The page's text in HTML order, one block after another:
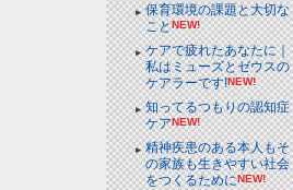
保育環境の課題と大切な
ことNEW!
ケアで疲れたあなたに｜
私はミューズとゼウスの
ケアラーです!NEW!
知ってるつもりの認知症
ケアNEW!
精神疾患のある本人もそ
の家族も生きやすい社会
をつくるためにNEW!